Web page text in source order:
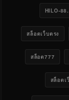
HILO-
สล็อตเว็บตรง
สล็อต777
สล็อตเ